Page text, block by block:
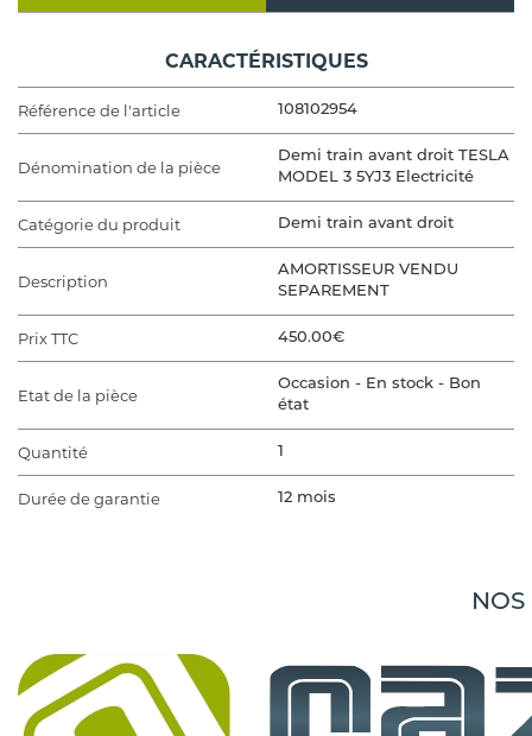
CARACTÉRISTIQUES
Référence de l'article 108102954
Dénomination de la pièce
Demi train avant droit TESLA
MODEL 3 5YJ3 Electricité
Catégorie du produit Demi train avant droit
Description
AMORTISSEUR VENDU
SEPAREMENT
Prix TTC 450.00€
Etat de la pièce
Occasion - En stock - Bon
état
Quantité 1
Durée de garantie 12 mois
Modèle du véhicule MODEL 3 5YJ3
MODEL 3 5YJ3 EV
NOS